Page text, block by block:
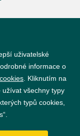
uživatelské
informace o
. Kliknutím na
užívat všechny typy
typů cookies,